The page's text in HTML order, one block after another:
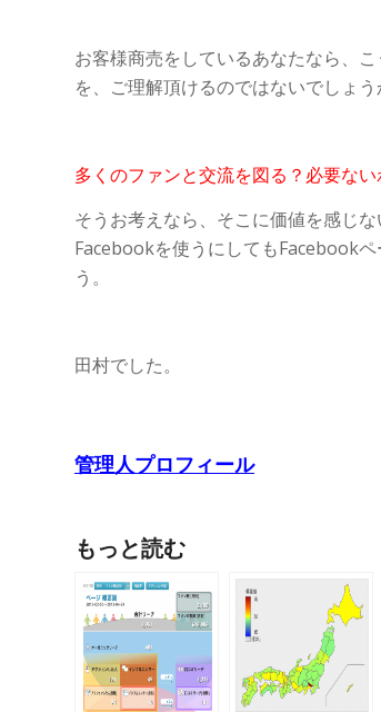
お客様商売をしているあなたなら、
を、ご理解頂けるのではないでしょ
多くのファンと交流を図る？必要な
そうお考えなら、そこに価値を感じ
Facebookを使うにしてもFacebook
う。
田村でした。
管理人プロフィール
もっと読む